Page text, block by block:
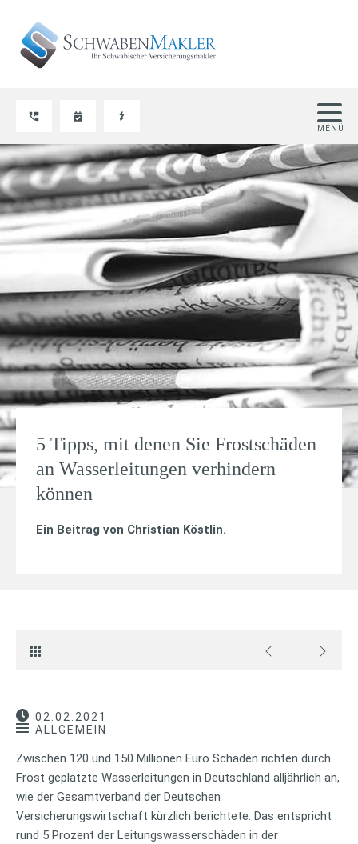
5 Tipps, mit denen Sie Frostschäden
an Wasserleitungen verhindern
können
Ein Beitrag von Christian Köstlin.
02.02.2021
ALLGEMEIN
Zwischen 120 und 150 Millionen Euro Schaden richten durch
Frost geplatzte Wasserleitungen in Deutschland alljährlich an,
wie der Gesamtverband der Deutschen
Versicherungswirtschaft kürzlich berichtete. Das entspricht
rund 5 Prozent der Leitungswasserschäden in der